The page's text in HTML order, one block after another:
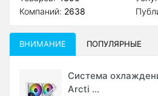
Компаний: 2638
ВНИМАНИЕ ПОПУЛЯРНЫЕ
Система
Arcti ...